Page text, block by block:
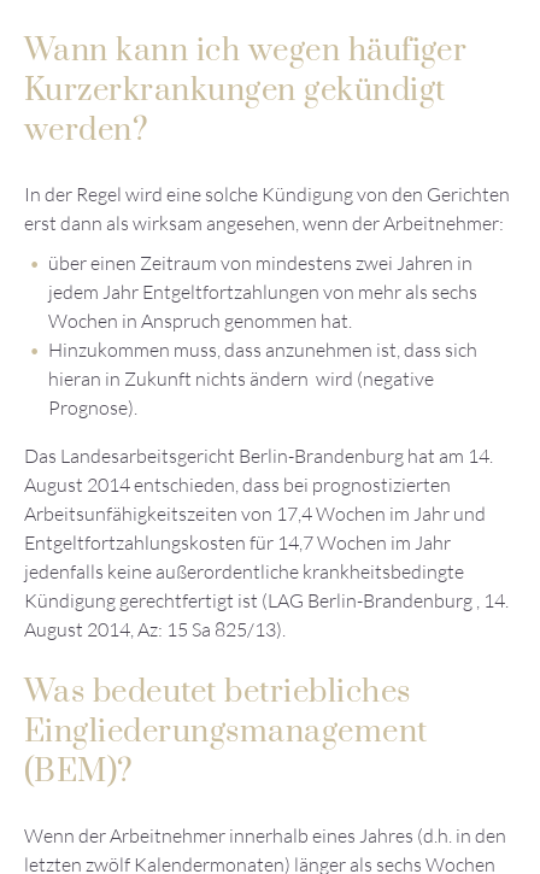
Wann kann ich wegen häufiger
Kurzerkrankungen gekündigt
werden?
In der Regel wird eine solche Kündigung von den Gerichten
erst dann als wirksam angesehen, wenn der Arbeitnehmer:
über einen Zeitraum von mindestens zwei Jahren in
jedem Jahr Entgeltfortzahlungen von mehr als sechs
Wochen in Anspruch genommen hat.
Hinzukommen muss, dass anzunehmen ist, dass sich
hieran in Zukunft nichts ändern wird (negative
Prognose).
Das Landesarbeitsgericht Berlin-Brandenburg hat am 14.
August 2014 entschieden, dass bei prognostizierten
Arbeitsunfähigkeitszeiten von 17,4 Wochen im Jahr und
Entgeltfortzahlungskosten für 14,7 Wochen im Jahr
jedenfalls keine außerordentliche krankheitsbedingte
Kündigung gerechtfertigt ist (LAG Berlin-Brandenburg , 14.
August 2014, Az: 15 Sa 825/13).
Was bedeutet betriebliches
Eingliederungsmanagement
(BEM)?
Wenn der Arbeitnehmer innerhalb eines Jahres (d.h. in den
letzten zwölf Kalendermonaten) länger als sechs Wochen